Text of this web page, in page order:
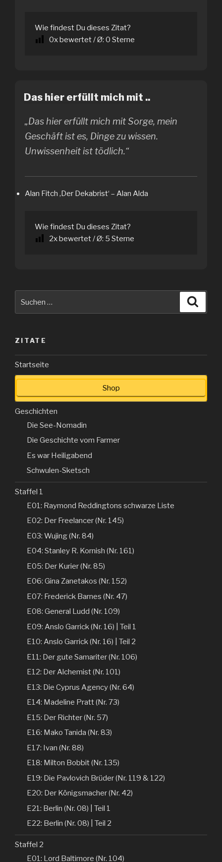
Wie findest Du dieses Zitat?
0x bewertet / Ø: 0 Sterne
Das hier erfüllt mich mit ..
„Das hier erfüllt mich mit Sorge, mein
Geschäft ist es, Dinge zu wissen.
Unwissenheit ist tödlich.“
Alan Fitch ‚Der Dekabrist‘ – Alan Alda
Wie findest Du dieses Zitat?
2x bewertet / Ø: 5 Sterne
nach:
ZITATE
Startseite
Shop
Geschichten
Die See-Nomadin
Die Geschichte vom Farmer
Es war Heiligabend
Schwulen-Sketsch
Staffel 1
E01: Raymond Reddingtons schwarze Liste
E02: Der Freelancer (Nr. 145)
E03: Wujing (Nr. 84)
E04: Stanley R. Kornish (Nr. 161)
E05: Der Kurier (Nr. 85)
E06: Gina Zanetakos (Nr. 152)
E07: Frederick Barnes (Nr. 47)
E08: General Ludd (Nr. 109)
E09: Anslo Garrick (Nr. 16) | Teil 1
E10: Anslo Garrick (Nr. 16) | Teil 2
E11: Der gute Samariter (Nr. 106)
E12: Der Alchemist (Nr. 101)
E13: Die Cyprus Agency (Nr. 64)
E14: Madeline Pratt (Nr. 73)
E15: Der Richter (Nr. 57)
E16: Mako Tanida (Nr. 83)
E17: Ivan (Nr. 88)
E18: Milton Bobbit (Nr. 135)
E19: Die Pavlovich Brüder (Nr. 119 & 122)
E20: Der Königsmacher (Nr. 42)
E21: Berlin (Nr. 08) | Teil 1
E22: Berlin (Nr. 08) | Teil 2
Staffel 2
E01: Lord Baltimore (Nr. 104)